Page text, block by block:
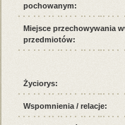
pochowanym:
Miejsce przechowywania
przedmiotów:
Życiorys:
Wspomnienia / relacje: